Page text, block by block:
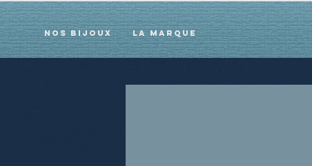
Nos bijoux La marque